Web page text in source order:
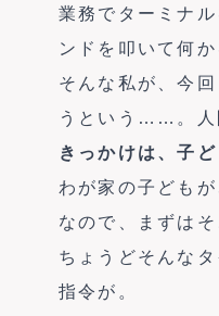
業務でターミナ
ンドを叩いて何
そんな私が、今
うという……。人
きっかけは、子
わが家の子ども
なので、まずは
ちょうどそんな
指令が。